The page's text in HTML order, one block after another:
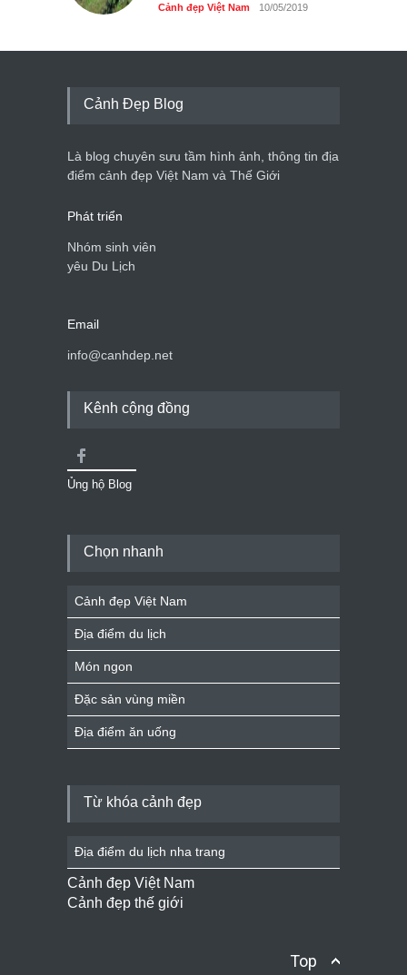
Cảnh đẹp Việt Nam 10/05/2019
Cảnh Đẹp Blog
Là blog chuyên sưu tầm hình ảnh, thông tin địa
điểm cảnh đẹp Việt Nam và Thế Giới
Phát triển
Nhóm sinh viên
yêu Du Lịch
Email
info@canhdep.net
Kênh cộng đồng
Ủng hộ Blog
Chọn nhanh
Cảnh đẹp Việt Nam
Địa điểm du lịch
Món ngon
Đặc sản vùng miền
Địa điểm ăn uống
Từ khóa cảnh đẹp
Địa điểm du lịch nha trang
Cảnh đẹp Việt Nam
Cảnh đẹp thế giới
Top